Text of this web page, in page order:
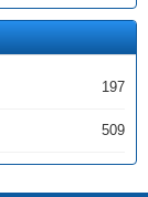
197
509